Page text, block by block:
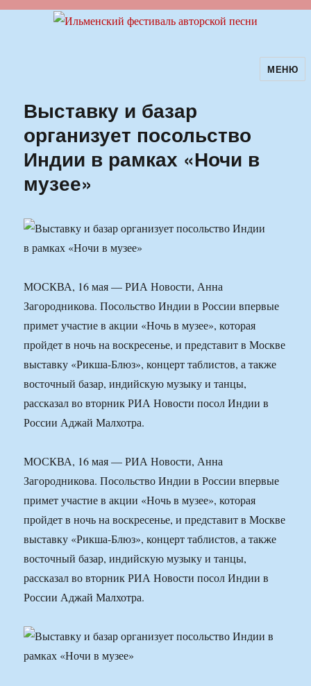
Ильменский фестиваль авторскойМЕНЮ
Выставку и базар
организует посольство
Индии в рамках «Ночи в
музее»
МОСКВА, 16 мая — РИА Новости, Анна
Загородникова. Посольство Индии в России впервые
примет участие в акции «Ночь в музее», которая
пройдет в ночь на воскресенье, и представит в Москве
выставку «Рикша-Блюз», концерт таблистов, а также
восточный базар, индийскую музыку и танцы,
рассказал во вторник РИА Новости посол Индии в
России Аджай Малхотра.
МОСКВА, 16 мая — РИА Новости, Анна
Загородникова. Посольство Индии в России впервые
примет участие в акции «Ночь в музее», которая
пройдет в ночь на воскресенье, и представит в Москве
выставку «Рикша-Блюз», концерт таблистов, а также
восточный базар, индийскую музыку и танцы,
рассказал во вторник РИА Новости посол Индии в
России Аджай Малхотра.